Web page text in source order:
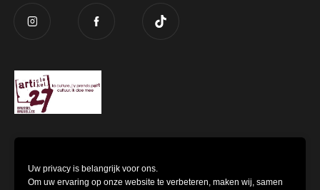
Uw privacy is belangrijk voor ons.
Om uw ervaring op onze website te verbeteren, maken wij, samen